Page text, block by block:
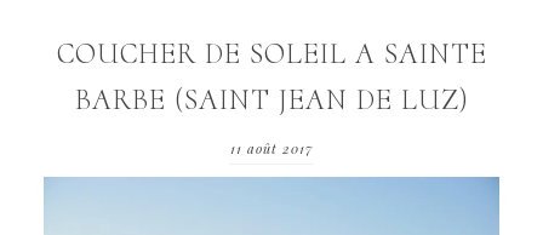
COUCHER DE SOLEIL A SAINTE
BARBE (SAINT JEAN DE LUZ)
11 août 2017